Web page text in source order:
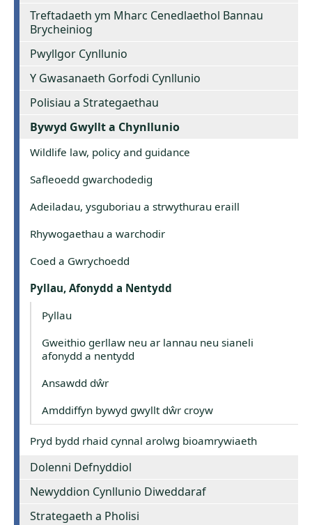
Treftadaeth ym Mharc Cenedlaethol Bannau
Brycheiniog
Pwyllgor Cynllunio
Y Gwasanaeth Gorfodi Cynllunio
Polisiau a Strategaethau
Bywyd Gwyllt a Chynllunio
Wildlife law, policy and guidance
Safleoedd gwarchodedig
Adeiladau, ysguboriau a strwythurau eraill
Rhywogaethau a warchodir
Coed a Gwrychoedd
Pyllau, Afonydd a Nentydd
Pyllau
Gweithio gerllaw neu ar lannau neu sianeli
afonydd a nentydd
Ansawdd dŵr
Amddiffyn bywyd gwyllt dŵr croyw
Pryd bydd rhaid cynnal arolwg bioamrywiaeth
Dolenni Defnyddiol
Newyddion Cynllunio Diweddaraf
Strategaeth a Pholisi